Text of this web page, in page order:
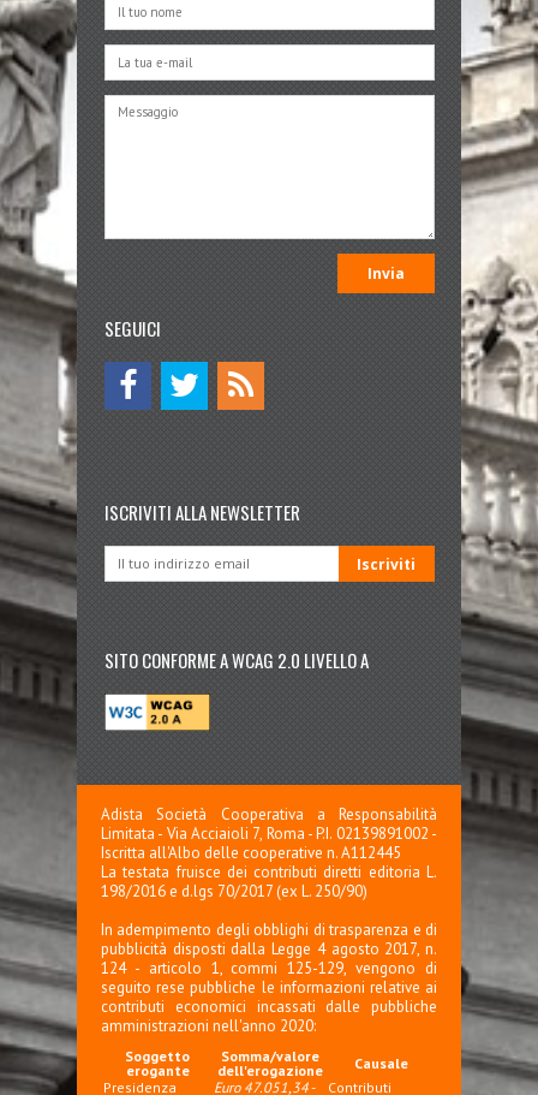
SEGUICI
ISCRIVITI ALLA NEWSLETTER
SITO CONFORME A WCAG 2.0 LIVELLO A
Adista Società Cooperativa a Responsabilità
Limitata - Via Acciaioli 7, Roma - P.I. 02139891002 -
Iscritta all'Albo delle cooperative n. A112445
La testata fruisce dei contributi diretti editoria L.
198/2016 e d.lgs 70/2017 (ex L. 250/90)
In adempimento degli obblighi di trasparenza e di
pubblicità disposti dalla Legge 4 agosto 2017, n.
124 - articolo 1, commi 125-129, vengono di
seguito rese pubbliche le informazioni relative ai
contributi economici incassati dalle pubbliche
amministrazioni nell'anno 2020:
Soggetto
erogante
Somma/valore
dell'erogazione
Causale
Presidenza
Euro 47.051,34-
Contributi